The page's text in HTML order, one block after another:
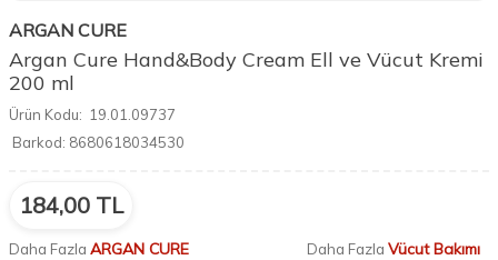
ARGAN CURE
Argan Cure Hand&Body Cream Ell ve Vücut Kremi
200 ml
Ürün Kodu: 19.01.09737
Barkod: 8680618034530
184,00 TL
Daha Fazla ARGAN CURE Daha Fazla Vücut Bakımı